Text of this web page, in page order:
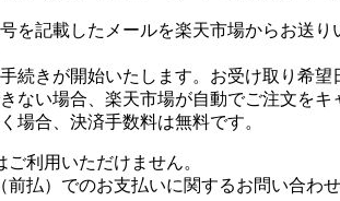
を記載したメールを楽天市場からお送り
続きが開始いたします。お受け取り希
ない場合、楽天市場が自動でご注文をキ
場合、決済手数料は無料です。
利用いただけません。
払）でのお支払いに関するお問い合わ